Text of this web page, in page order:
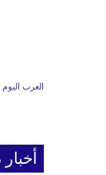
العرب اليوم